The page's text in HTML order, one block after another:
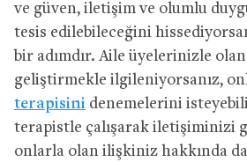
ve güven, iletişim ve olumlu
tesis edilebileceğini
bir adımdır. Aile üyelerinizle
geliştirmekle ilgileniyorsanız,
terapisini denemelerini
terapistle çalışarak iletişiminizi
onlarla olan ilişkiniz hakkında